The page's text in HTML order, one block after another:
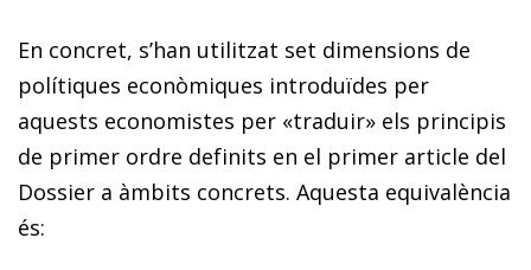
En concret, s’han utilitzat set dimensions de
polítiques econòmiques introduïdes per
aquests economistes per «traduir» els principis
de primer ordre definits en el primer article del
Dossier a àmbits concrets. Aquesta equivalència
és: